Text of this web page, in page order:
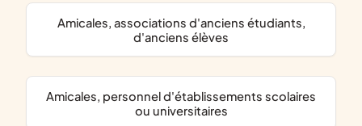
amicales, associations d'anciens étudiants,
d'anciens élèves
amicales, personnel d'établissements scolaires
ou universitaires